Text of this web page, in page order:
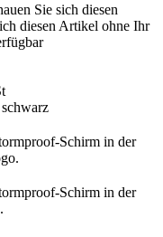
Sie sich diesen
diesen Artikel ohne Ihr
schwarz